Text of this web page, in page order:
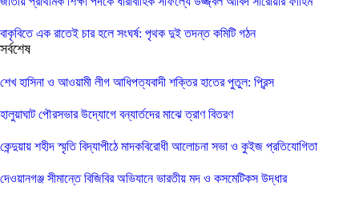
বাকৃবিতে এক রাতেই চার হলে সংঘর্ষ: পৃথক দুই তদন্ত কমিটি গঠন
সর্বশেষ
শেখ হাসিনা ও আওয়ামী লীগ আধিপত্যবাদী শক্তির হাতের পুতুল: প্রিন্স
হালুয়াঘাট পৌরসভার উদ্যোগে বন্যার্তদের মাঝে ত্রাণ বিতরণ
কেন্দুয়ায় শহীদ স্মৃতি বিদ্যাপীঠে মাদকবিরোধী আলোচনা সভা ও কুইজ প্রতিযোগিতা
দেওয়ানগঞ্জ সীমান্তে বিজিবির অভিযানে ভারতীয় মদ ও কসমেটিকস উদ্ধার